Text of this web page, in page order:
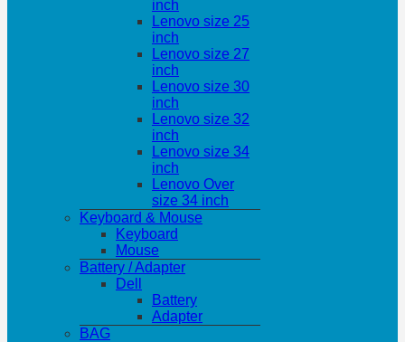
inch
Lenovo size 25
inch
Lenovo size 27
inch
Lenovo size 30
inch
Lenovo size 32
inch
Lenovo size 34
inch
Lenovo Over
size 34 inch
Keyboard & Mouse
Keyboard
Mouse
Battery / Adapter
Dell
Battery
Adapter
BAG